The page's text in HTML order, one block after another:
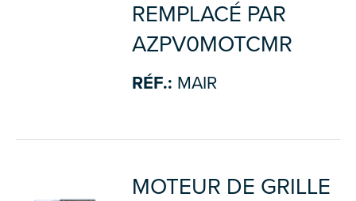
REMPLACÉ PAR
AZPV0MOTCMR
RÉF.: MAIR
MOTEUR DE GRILLE